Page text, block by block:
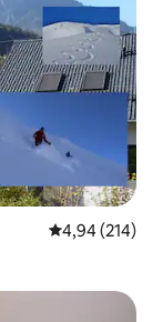
4,94 av 5 i
4,94 (214)